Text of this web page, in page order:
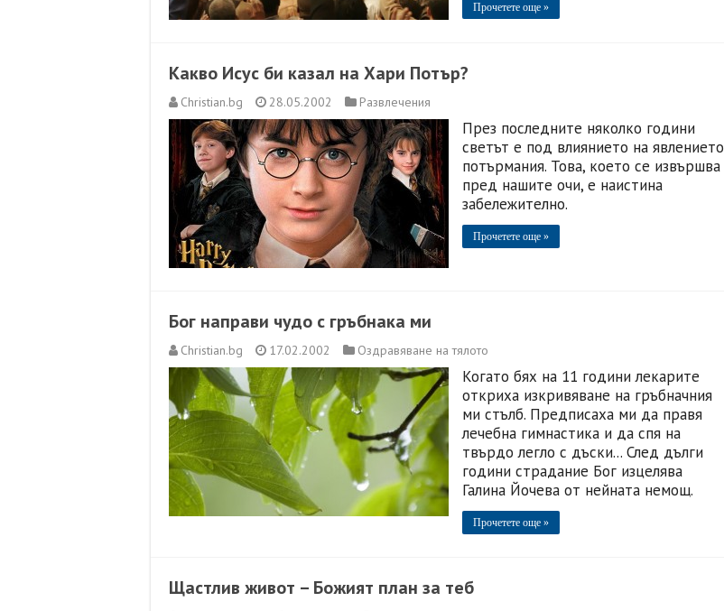
Прочетете още »
Какво Исус би казал на Хари Потър?
Christian.bg 28.05.2002 Развлечения
През последните няколко години
светът е под влиянието на явлението
потърмания. Това, което се извършва
пред нашите очи, е наистина
забележително.
Прочетете още »
Бог направи чудо с гръбнака ми
Christian.bg 17.02.2002 Оздравяване на тялото
Когато бях на 11 години лекарите
откриха изкривяване на гръбначния
ми стълб. Предписаха ми да правя
лечебна гимнастика и да спя на
твърдо легло с дъски... След дълги
години страдание Бог изцелява
Галина Йочева от нейната немощ.
Прочетете още »
Щастлив живот – Божият план за теб